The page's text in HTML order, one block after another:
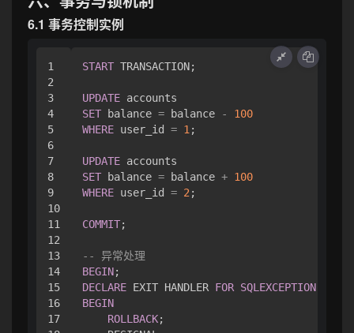
6.1 事务控制实例
1
2
3
4
5
6
7
8
9
10
11
12
13
14
15
16
17
START TRANSACTION;
UPDATE
SET balance = balance -
100
WHERE user_id = 1 ;
UPDATE
SET balance = balance + 100
WHERE user_id = 2 ;
COMMIT;
-- 异常处理
BEGIN
DECLARE EXIT HANDLER FOR SQLEXCEPTION
BEGIN
ROLLBACK;